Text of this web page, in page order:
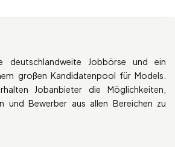
deutschlandweite Jobbörse und ein
großen Kandidatenpool für Models.
Jobanbieter die Möglichkeiten,
und Bewerber aus allen Bereichen zu